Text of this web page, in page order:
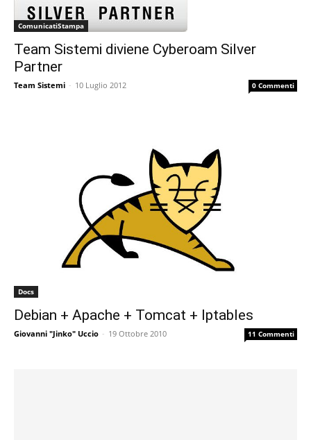
ComunicatiStampa
Team Sistemi diviene Cyberoam Silver
Partner
Team Sistemi - 10 Luglio 2012 0 Commenti
Docs
Debian + Apache + Tomcat + Iptables
Giovanni "Jinko" Uccio - 19 Ottobre 2010 11 Commenti